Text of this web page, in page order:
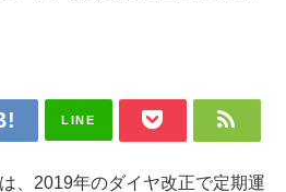
LINE
、2019年のダイヤ改正で定期運